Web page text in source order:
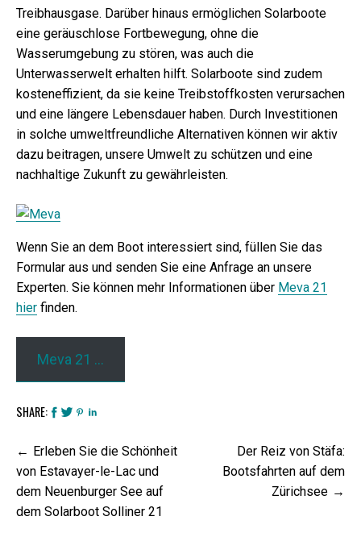
Treibhausgase. Darüber hinaus ermöglichen Solarboote
eine geräuschlose Fortbewegung, ohne die
Wasserumgebung zu stören, was auch die
Unterwasserwelt erhalten hilft. Solarboote sind zudem
kosteneffizient, da sie keine Treibstoffkosten verursachen
und eine längere Lebensdauer haben. Durch Investitionen
in solche umweltfreundliche Alternativen können wir aktiv
dazu beitragen, unsere Umwelt zu schützen und eine
nachhaltige Zukunft zu gewährleisten.
Wenn Sie an dem Boot interessiert sind, füllen Sie das
Formular aus und senden Sie eine Anfrage an unsere
Experten. Sie können mehr Informationen über Meva 21
hier finden.
Meva 21 …
SHARE:
Beitrags-
Navigation
Erleben Sie die Schönheit
von Estavayer-le-Lac und
dem Neuenburger See auf
dem Solarboot Solliner 21
Der Reiz von Stäfa:
Bootsfahrten auf dem
Zürichsee